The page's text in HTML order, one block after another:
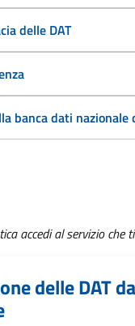
delle DAT
banca dati nazionale
accedi al servizio che
delle DAT